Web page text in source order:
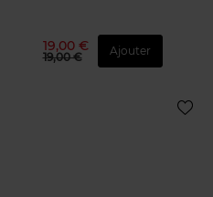
19,00 €
19,00 € Ajouter